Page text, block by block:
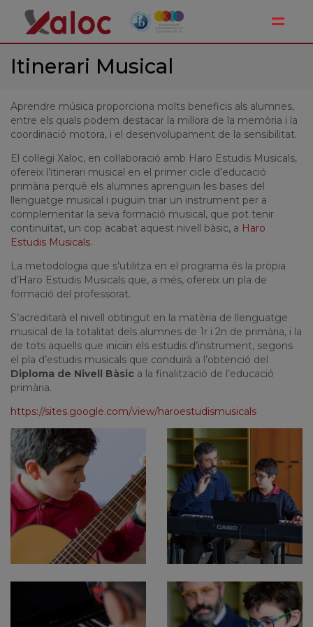
Itinerari Musical
Aprendre música proporciona molts beneficis als alumnes,
entre els quals podem destacar la millora de la memòria i la
coordinació motora, i el desenvolupament de la sensibilitat.
El col·legi Xaloc, en col·laboració amb Haro Estudis Musicals,
ofereix l’itinerari musical en el primer cicle d’educació
primària perquè els alumnes aprenguin les bases del
llenguatge musical i puguin triar un instrument per a
complementar la seva formació musical, que pot tenir
continuïtat, un cop acabat aquest nivell bàsic, a Haro
Estudis Musicals.
La metodologia que s’utilitza en el programa és la pròpia
d’Haro Estudis Musicals que, a més, ofereix un pla de
formació del professorat.
S’acreditarà el nivell obtingut en la matèria de llenguatge
musical de la totalitat dels alumnes de 1r i 2n de primària, i la
de tots aquells que iniciïn els estudis d’instrument, segons
el pla d’estudis musicals que conduirà a l’obtenció del
Diploma de Nivell Bàsic a la finalització de l’educació
primària.
https://sites.google.com/view/haroestudismusicals